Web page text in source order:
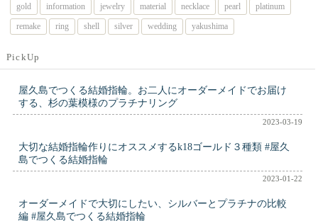
gold
information jewelry material necklace pearl
platinum
remake
ring shell silver wedding yakushima
PickUp
屋久島でつくる結婚指輪。お二人にオーダーメイドでお届け
する、杉の葉模様のプラチナリング
2023-03-19
大切な結婚指輪作りにオススメするk18ゴールド３種類 #屋久
島でつくる結婚指輪
2023-01-22
オーダーメイドで大切にしたい、シルバーとプラチナの比較
編 #屋久島でつくる結婚指輪